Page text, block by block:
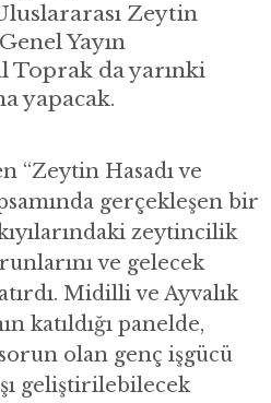
Zeytin
Yayın
Toprak da yarınki
yapacak.
“Zeytin Hasadı ve
gerçekleşen bir
zeytincilik
ve gelecek
Midilli ve Ayvalık
katıldığı panelde,
olan genç işgücü
geliştirilebilecek